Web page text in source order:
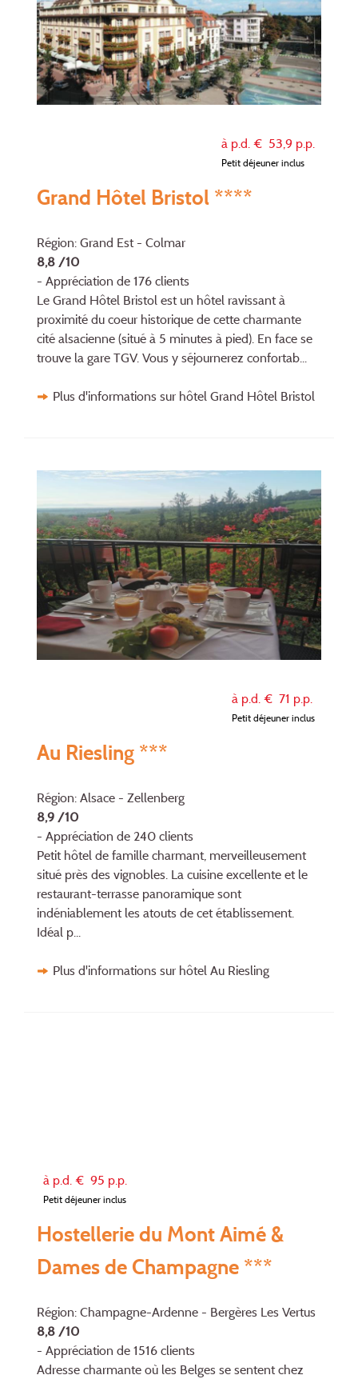
à p.d. € 53,9 p.p.
Petit déjeuner inclus
Grand Hôtel Bristol ****
Région: Grand Est - Colmar
8,8 /10
- Appréciation de 176 clients
Le Grand Hôtel Bristol est un hôtel ravissant à
proximité du coeur historique de cette charmante
cité alsacienne (situé à 5 minutes à pied). En face se
trouve la gare TGV. Vous y séjournerez confortab...
Plus d'informations sur hôtel Grand Hôtel Bristol
à p.d. € 71 p.p.
Petit déjeuner inclus
Au Riesling ***
Région: Alsace - Zellenberg
8,9 /10
- Appréciation de 240 clients
Petit hôtel de famille charmant, merveilleu­sement
situé près des vignobles. La cui­sine excellente et le
restaurant-terrasse pano­ra­mique sont
indéniablement les atouts de cet établissement.
Idéal p...
Plus d'informations sur hôtel Au Riesling
à p.d. € 95 p.p.
Petit déjeuner inclus
Hostellerie du Mont Aimé &
Dames de Champagne ***
Région: Champagne-Ardenne - Bergères Les Vertus
8,8 /10
- Appréciation de 1516 clients
Adresse charmante où les Belges se sen­tent chez